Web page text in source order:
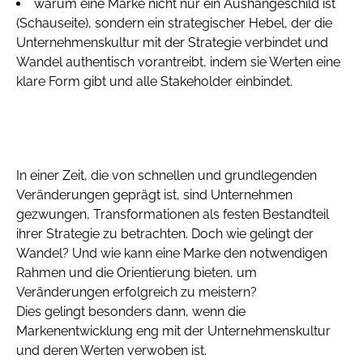
warum eine Marke nicht nur ein Aushängeschild ist
(Schauseite), sondern ein strategischer Hebel, der die
Unternehmenskultur mit der Strategie verbindet und
Wandel authentisch vorantreibt, indem sie Werten eine
klare Form gibt und alle Stakeholder einbindet.
In einer Zeit, die von schnellen und grundlegenden
Veränderungen geprägt ist, sind Unternehmen
gezwungen, Transformationen als festen Bestandteil
ihrer Strategie zu betrachten. Doch wie gelingt der
Wandel? Und wie kann eine Marke den notwendigen
Rahmen und die Orientierung bieten, um
Veränderungen erfolgreich zu meistern?
Dies gelingt besonders dann, wenn die
Markenentwicklung eng mit der Unternehmenskultur
und deren Werten verwoben ist.